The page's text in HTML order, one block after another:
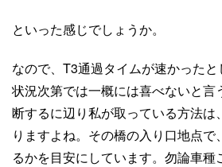
といった感じでしょうか。
なので、T3通過タイムが速かった
状況次第では一概には喜べないと言
断するに辺り私が取っている方法は
りますよね。その橋の入り口地点で
るかを目安にしています。勿論車